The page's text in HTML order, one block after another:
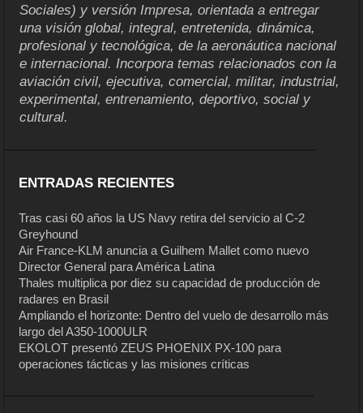
Sociales) y versión Impresa, orientada a entregar
una visión global, integral, entretenida, dinámica,
profesional y tecnológica, de la aeronáutica nacional
e internacional. Incorpora temas relacionados con la
aviación civil, ejecutiva, comercial, militar, industrial,
experimental, entrenamiento, deportivo, social y
cultural.
ENTRADAS RECIENTES
Tras casi 60 años la US Navy retira del servicio al C-2
Greyhound
Air France-KLM anuncia a Guilhem Mallet como nuevo
Director General para América Latina
Thales multiplica por diez su capacidad de producción de
radares en Brasil
Ampliando el horizonte: Dentro del vuelo de desarrollo más
largo del A350-1000ULR
EKOLOT presentó ZEUS PHOENIX PX-100 para
operaciones tácticas y las misiones críticas